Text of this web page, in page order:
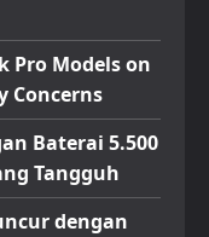
Pro Models on
Concerns
Baterai 5.500
Tangguh
dengan